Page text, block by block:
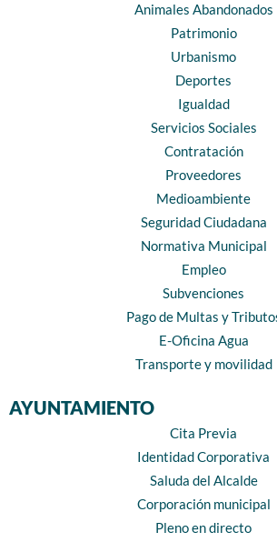
Animales Abandonados
Patrimonio
Urbanismo
Deportes
Igualdad
Servicios Sociales
Contratación
Proveedores
Medioambiente
Seguridad Ciudadana
Normativa Municipal
Empleo
Subvenciones
Pago de Multas y
E-Oficina Agua
Transporte y movilidad
AYUNTAMIENTO
Cita Previa
Identidad Corporativa
Saluda del Alcalde
Corporación municipal
Pleno en directo